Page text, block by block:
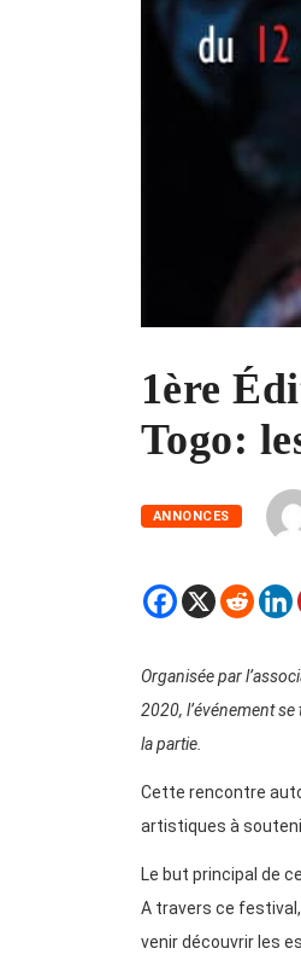
1ère
Togo:
ANNONCES
Organisée par
2020, l’événement
la partie.
Cette rencontre
artistiques à
Le but principal de
A travers ce
venir découvrir les